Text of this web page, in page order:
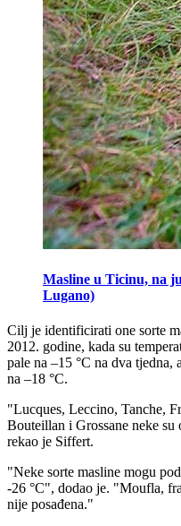
Masline u Ticinu, na
Lugano)
Cilj je identificirati one sorte
2012. godine, kada su
pale na –15 °C na dva tjedna,
na –18 °C.
"Lucques, Leccino, Tanche,
Bouteillan i Grossane neke
rekao je Siffert.
"Neke sorte masline mogu
‑26 °C", dodao je. "Moufla,
nije posađena."